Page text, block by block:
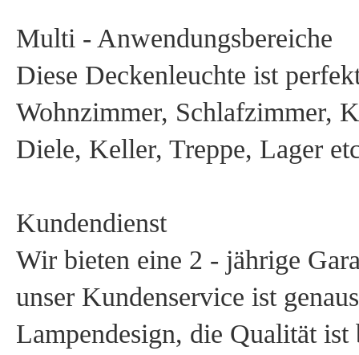
Multi - Anwendungsbereiche
Diese Deckenleuchte ist
Wohnzimmer, Schlafzimmer,
Diele, Keller, Treppe, Lager
Kundendienst
Wir bieten eine 2 - jährige
unser Kundenservice ist
Lampendesign, die Qualität